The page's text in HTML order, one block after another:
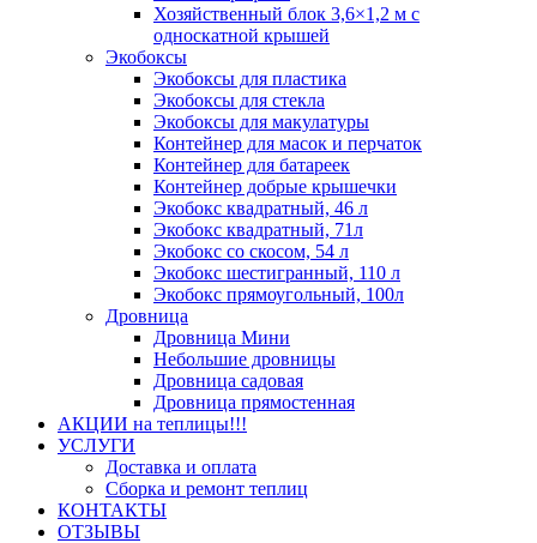
Хозяйственный блок 3,6×1,2 м с
односкатной крышей
Экобоксы
Экобоксы для пластика
Экобоксы для стекла
Экобоксы для макулатуры
Контейнер для масок и перчаток
Контейнер для батареек
Контейнер добрые крышечки
Экобокс квадратный, 46 л
Экобокс квадратный, 71л
Экобокс со скосом, 54 л
Экобокс шестигранный, 110 л
Экобокс прямоугольный, 100л
Дровница
Дровница Мини
Небольшие дровницы
Дровница садовая
Дровница прямостенная
АКЦИИ на теплицы!!!
УСЛУГИ
Доставка и оплата
Сборка и ремонт теплиц
КОНТАКТЫ
ОТЗЫВЫ